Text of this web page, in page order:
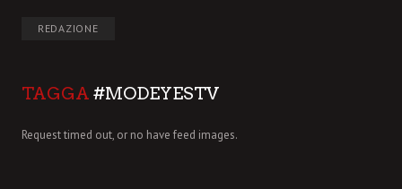
REDAZIONE
TAGGA #MODEYESTV
Request timed out, or no have feed images.